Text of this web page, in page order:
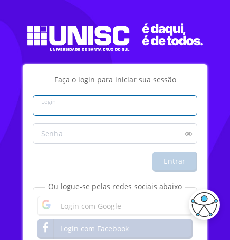
Faça o login para iniciar sua sessão
Login
Senha
Entrar
Ou logue-se pelas redes sociais abaixo
Login com Google
Login com Facebook